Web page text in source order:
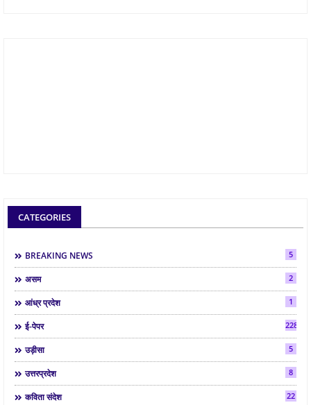
CATEGORIES
BREAKING NEWS 5
असम 2
आंध्र प्रदेश 1
ई-पेपर 2286
उड़ीसा 5
उत्तरप्रदेश 8
कविता संदेश 22